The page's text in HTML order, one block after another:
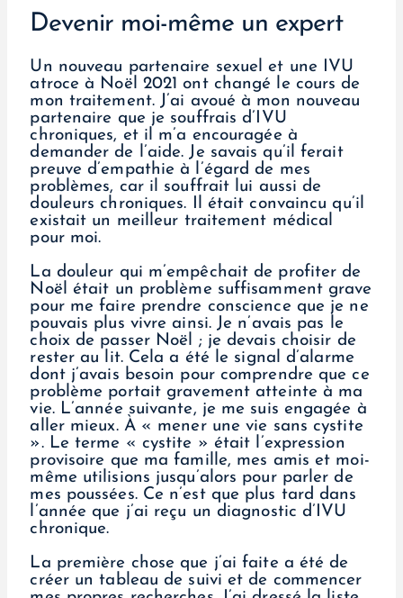
Devenir moi-même un expert
Un nouveau partenaire sexuel et une IVU
atroce à Noël 2021 ont changé le cours de
mon traitement. J’ai avoué à mon nouveau
partenaire que je souffrais d’IVU
chroniques, et il m’a encouragée à
demander de l’aide. Je savais qu’il ferait
preuve d’empathie à l’égard de mes
problèmes, car il souffrait lui aussi de
douleurs chroniques. Il était convaincu qu’il
existait un meilleur traitement médical
pour moi.
La douleur qui m’empêchait de profiter de
Noël était un problème suffisamment grave
pour me faire prendre conscience que je ne
pouvais plus vivre ainsi. Je n’avais pas le
choix de passer Noël ; je devais choisir de
rester au lit. Cela a été le signal d’alarme
dont j’avais besoin pour comprendre que ce
problème portait gravement atteinte à ma
vie. L’année suivante, je me suis engagée à
aller mieux. À « mener une vie sans cystite
». Le terme « cystite » était l’expression
provisoire que ma famille, mes amis et moi-
même utilisions jusqu’alors pour parler de
mes poussées. Ce n’est que plus tard dans
l’année que j’ai reçu un diagnostic d’IVU
chronique.
La première chose que j’ai faite a été de
créer un tableau de suivi et de commencer